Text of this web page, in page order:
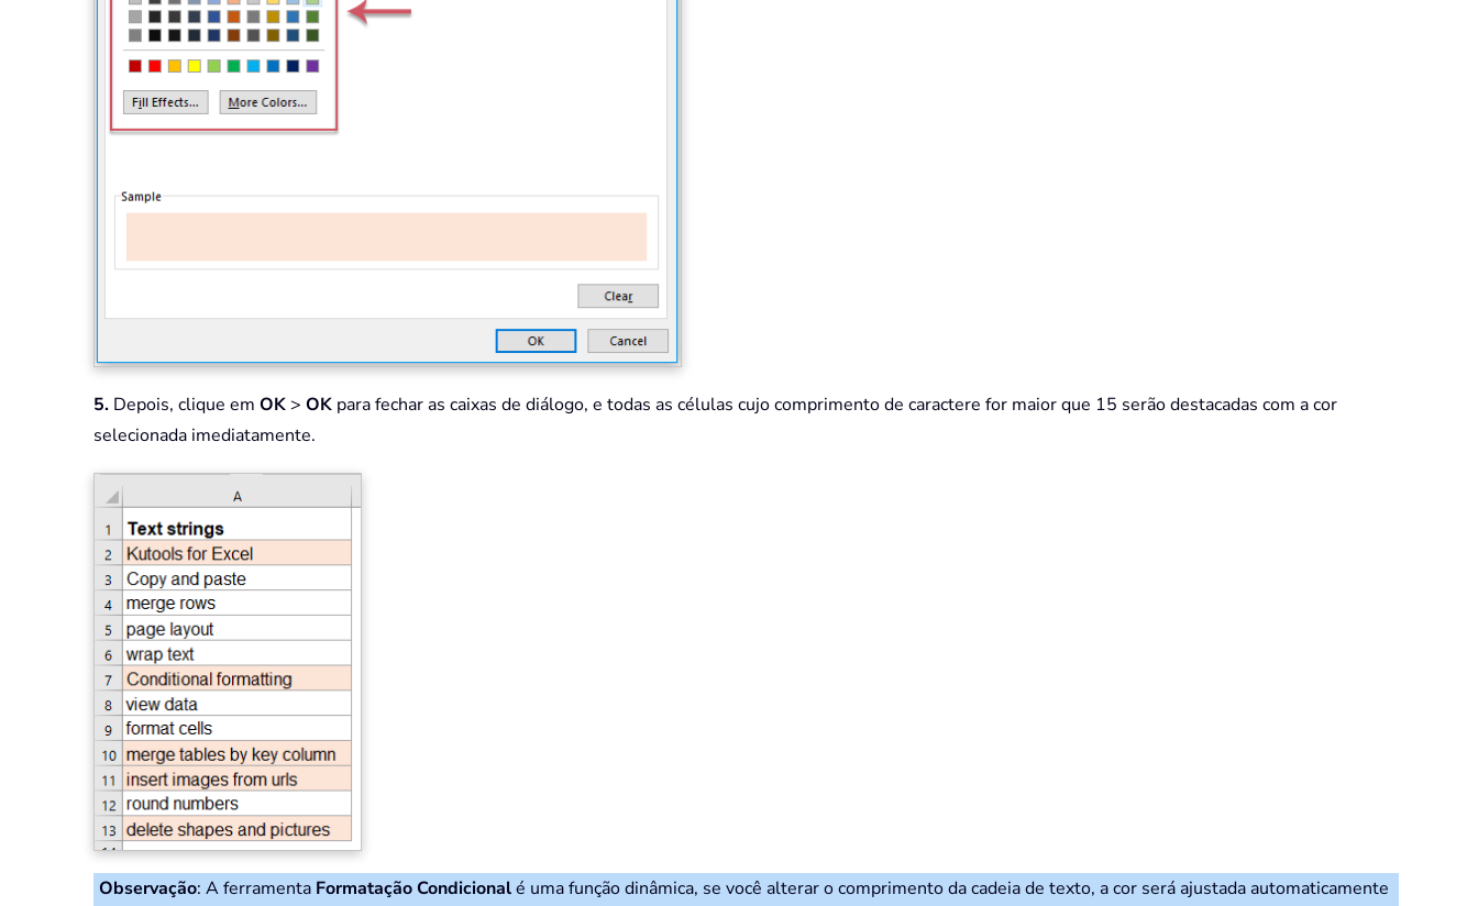
5. Depois, clique em OK > OK para fechar as caixas de diálogo, e todas as células cujo comprimento de caractere for maior que 15 serão destacadas com a cor
selecionada imediatamente.
Observação: A ferramenta Formatação Condicionalé uma função dinâmica, se você alterar o comprimento da cadeia de texto, a cor será ajustada automaticamente